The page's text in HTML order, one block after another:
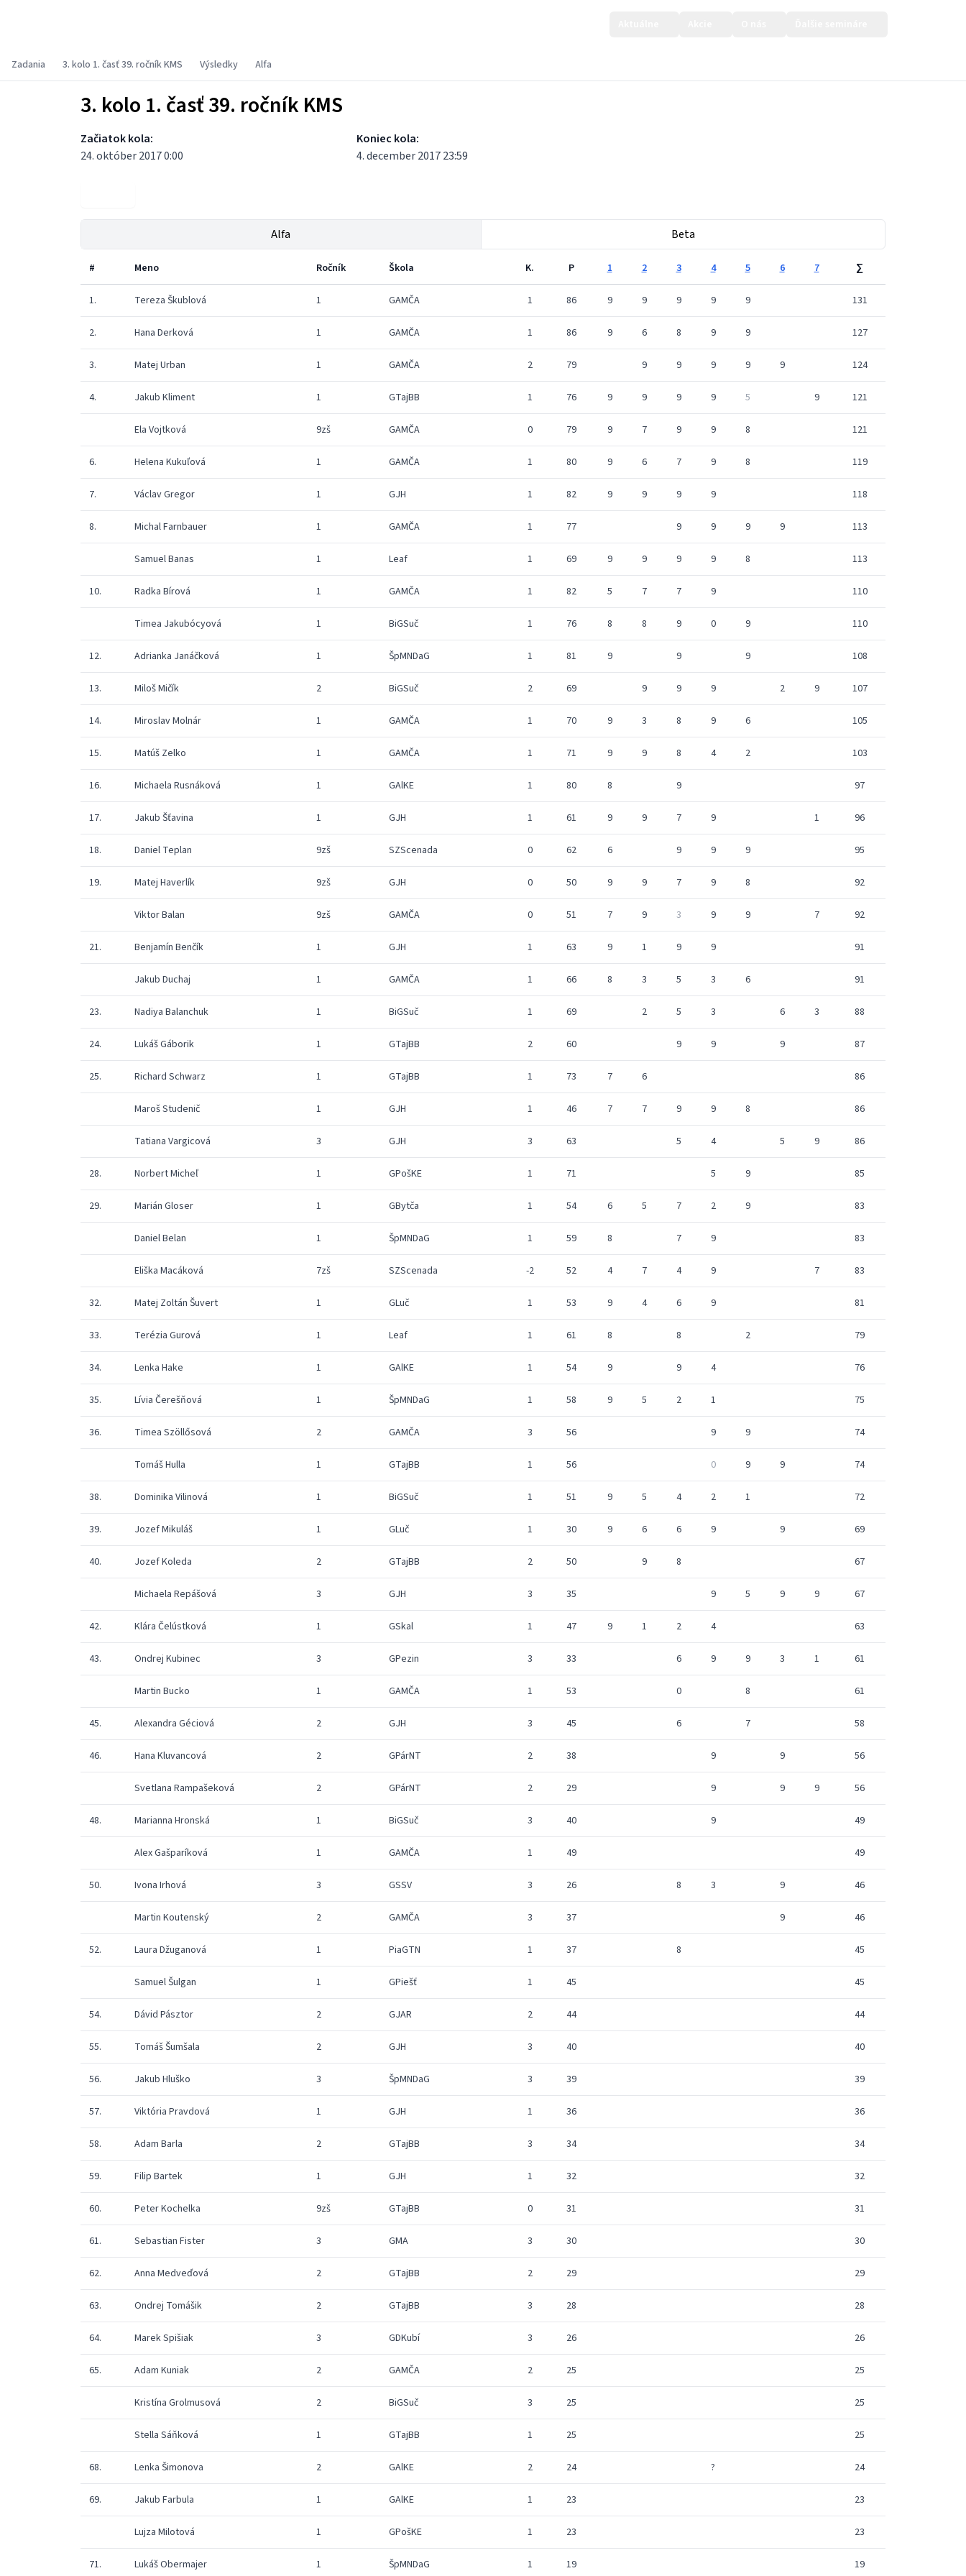
Zadania 3. kolo 1. časť 39. ročník KMS Výsledky Alfa
3. kolo 1. časť 39. ročník KMS
Začiatok kola:
24. október 2017 0:00
Koniec kola:
4. december 2017 23:59
Alfa Beta
# Meno Ročník Škola K. P 1 2 3 4 5 6 7 ∑
1. Tereza Škublová 1 GAMČA 1 86 9 9 9 9 9 131
2. Hana Derková 1 GAMČA 1 86 9 6 8 9 9 127
3. Matej Urban 1 GAMČA 2 79 9 9 9 9 9 124
4. Jakub Kliment 1 GTajBB 1 76 9 9 9 9 5 9 121
Ela Vojtková 9zš GAMČA 0 79 9 7 9 9 8 121
6. Helena Kukuľová 1 GAMČA 1 80 9 6 7 9 8 119
7. Václav Gregor 1 GJH 1 82 9 9 9 9 118
8. Michal Farnbauer 1 GAMČA 1 77 9 9 9 9 113
Samuel Banas 1 Leaf 1 69 9 9 9 9 8 113
10. Radka Bírová 1 GAMČA 1 82 5 7 7 9 110
Timea Jakubócyová 1 BiGSuč 1 76 8 8 9 0 9 110
12. Adrianka Janáčková 1 ŠpMNDaG 1 81 9 9 9 108
13. Miloš Mičík 2 BiGSuč 2 69 9 9 9 2 9 107
14. Miroslav Molnár 1 GAMČA 1 70 9 3 8 9 6 105
15. Matúš Zelko 1 GAMČA 1 71 9 9 8 4 2 103
16. Michaela Rusnáková 1 GAlKE 1 80 8 9 97
17. Jakub Šťavina 1 GJH 1 61 9 9 7 9 1 96
18. Daniel Teplan 9zš SZScenada 0 62 6 9 9 9 95
19. Matej Haverlík 9zš GJH 0 50 9 9 7 9 8 92
Viktor Balan 9zš GAMČA 0 51 7 9 3 9 9 7 92
21. Benjamín Benčík 1 GJH 1 63 9 1 9 9 91
Jakub Duchaj 1 GAMČA 1 66 8 3 5 3 6 91
23. Nadiya Balanchuk 1 BiGSuč 1 69 2 5 3 6 3 88
24. Lukáš Gáborik 1 GTajBB 2 60 9 9 9 87
25. Richard Schwarz 1 GTajBB 1 73 7 6 86
Maroš Studenič 1 GJH 1 46 7 7 9 9 8 86
Tatiana Vargicová 3 GJH 3 63 5 4 5 9 86
28. Norbert Micheľ 1 GPošKE 1 71 5 9 85
29. Marián Gloser 1 GBytča 1 54 6 5 7 2 9 83
Daniel Belan 1 ŠpMNDaG 1 59 8 7 9 83
Eliška Macáková 7zš SZScenada -2 52 4 7 4 9 7 83
32. Matej Zoltán Šuvert 1 GLuč 1 53 9 4 6 9 81
33. Terézia Gurová 1 Leaf 1 61 8 8 2 79
34. Lenka Hake 1 GAlKE 1 54 9 9 4 76
35. Lívia Čerešňová 1 ŠpMNDaG 1 58 9 5 2 1 75
36. Timea Szöllősová 2 GAMČA 3 56 9 9 74
Tomáš Hulla 1 GTajBB 1 56 0 9 9 74
38. Dominika Vilinová 1 BiGSuč 1 51 9 5 4 2 1 72
39. Jozef Mikuláš 1 GLuč 1 30 9 6 6 9 9 69
40. Jozef Koleda 2 GTajBB 2 50 9 8 67
Michaela Repášová 3 GJH 3 35 9 5 9 9 67
42. Klára Čelústková 1 GSkal 1 47 9 1 2 4 63
43. Ondrej Kubinec 3 GPezin 3 33 6 9 9 3 1 61
Martin Bucko 1 GAMČA 1 53 0 8 61
45. Alexandra Géciová 2 GJH 3 45 6 7 58
46. Hana Kluvancová 2 GPárNT 2 38 9 9 56
Svetlana Rampašeková 2 GPárNT 2 29 9 9 9 56
48. Marianna Hronská 1 BiGSuč 3 40 9 49
Alex Gašparíková 1 GAMČA 1 49 49
50. Ivona Irhová 3 GSSV 3 26 8 3 9 46
Martin Koutenský 2 GAMČA 3 37 9 46
52. Laura Džuganová 1 PiaGTN 1 37 8 45
Samuel Šulgan 1 GPiešť 1 45 45
54. Dávid Pásztor 2 GJAR 2 44 44
55. Tomáš Šumšala 2 GJH 3 40 40
56. Jakub Hluško 3 ŠpMNDaG 3 39 39
57. Viktória Pravdová 1 GJH 1 36 36
58. Adam Barla 2 GTajBB 3 34 34
59. Filip Bartek 1 GJH 1 32 32
60. Peter Kochelka 9zš GTajBB 0 31 31
61. Sebastian Fister 3 GMA 3 30 30
62. Anna Medveďová 2 GTajBB 2 29 29
63. Ondrej Tomášik 2 GTajBB 3 28 28
64. Marek Spišiak 3 GDKubí 3 26 26
65. Adam Kuniak 2 GAMČA 2 25 25
Kristína Grolmusová 2 BiGSuč 3 25 25
Stella Sáňková 1 GTajBB 1 25 25
68. Lenka Šimonova 2 GAlKE 2 24 ? 24
69. Jakub Farbula 1 GAlKE 1 23 23
Lujza Milotová 1 GPošKE 1 23 23
71. Lukáš Obermajer 1 ŠpMNDaG 1 19 19